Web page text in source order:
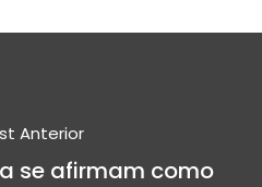
Anterior
se afirmam como